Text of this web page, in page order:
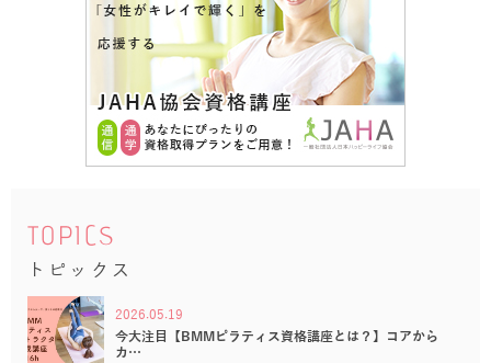
TOPICS
トピックス
2026.05.19
今大注目【BMMピラティス資格講座とは？】コアから
カ…